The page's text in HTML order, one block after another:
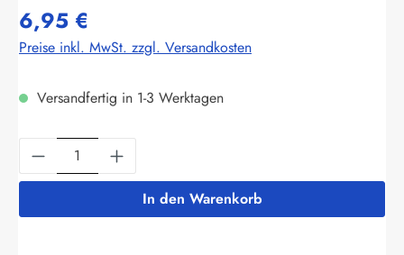
6,95 €
Preise inkl. MwSt. zzgl. Versandkosten
Versandfertig in 1-3 Werktagen
Produkt Anzahl: Gib den gewünschten
In den Warenkorb